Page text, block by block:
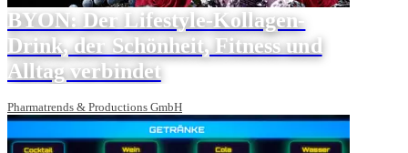
BYON: Der Lifestyle-Kollagen-
Drink, der Schönheit, Fitness und
Alltag verbindet
Pharmatrends & Productions GmbH